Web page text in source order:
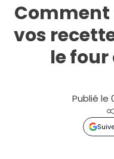
vos
le four
Publié le